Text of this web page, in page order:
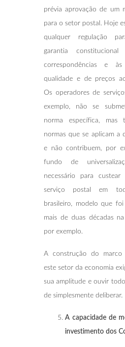
prévia aprovação de um
para o setor postal. Hoje
qualquer regulação
garantia
correspondências e
qualidade e de preços
Os operadores de
exemplo, não se
norma específica, mas
normas que se aplicam a
e não contribuem, por
fundo de
necessário para
serviço postal em
brasileiro, modelo que
mais de duas décadas
por exemplo.
A construção do marco
este setor da economia
sua amplitude e ouvir
de simplesmente deliberar.
A capacidade de
investimento dos